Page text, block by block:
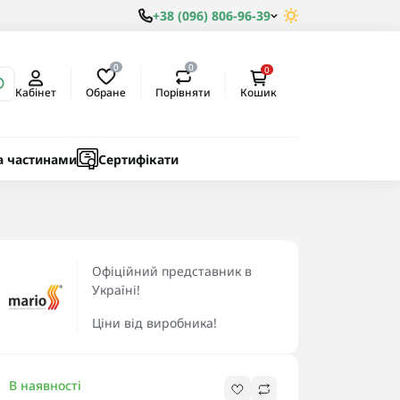
+38 (096) 806-96-39
Кабінет
0
Обране
0
Порівняти
0
Кошик
частинами Сертифікати
Офіційний представник в
Україні!
Ціни від виробника!
В наявності